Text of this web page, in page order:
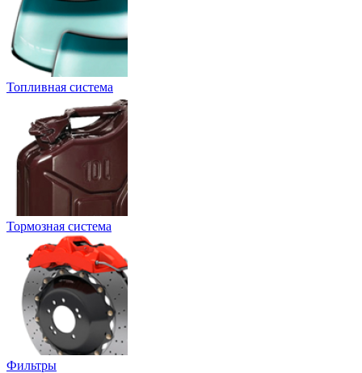
Топливная система
Тормозная система
Фильтры